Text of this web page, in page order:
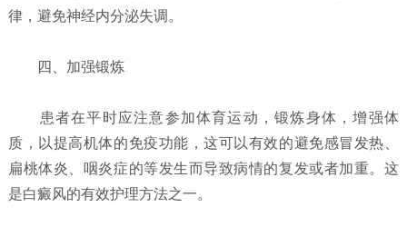
律，避免神经内分泌失调。
四、加强锻炼
患者在平时应注意参加体育运动，锻炼身体，增强体
质，以提高机体的免疫功能，这可以有效的避免感冒发热、
扁桃体炎、咽炎症的等发生而导致病情的复发或者加重。这
是白癜风的有效护理方法之一。